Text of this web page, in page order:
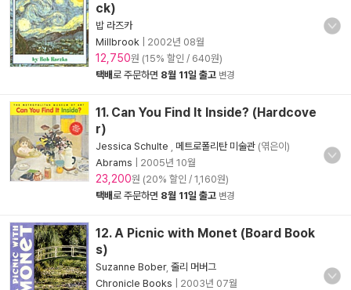
ck)
밥 라즈카
Millbrook
2002년 08월
12,750원 (15% 할인 / 640원)
택배로 주문하면 8월 11일 출고 변경
11. Can You Find It Inside? (Hardcove
r)
Jessica Schulte 메트로폴리탄 미술관 (엮은이)
Abrams
2005년 10월
23,200원 (20% 할인 / 1,160원)
택배로 주문하면 8월 11일 출고 변경
12. A Picnic with Monet (Board Book
s)
Suzanne Bober, 줄리 머버그
Chronicle Books
2003년 07월